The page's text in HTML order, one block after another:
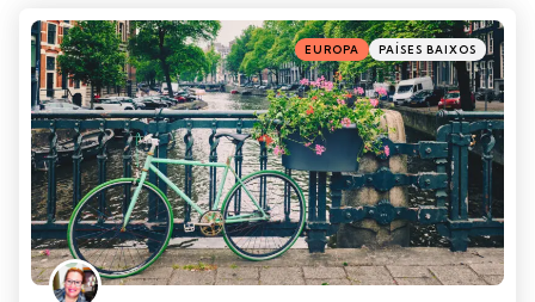
Categories
Posted
in
EUROPA PAÍSES BAIXOS